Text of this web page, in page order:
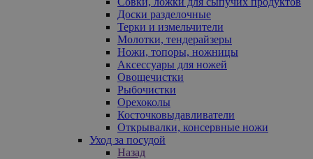
Доски разделочные
Терки и измельчители
Молотки, тендерайзеры
Ножи, топоры, ножницы
Аксессуары для ножей
Овощечистки
Рыбочистки
Орехоколы
Косточковыдавливатели
Открывалки, консервные ножи
Уход за посудой
Назад